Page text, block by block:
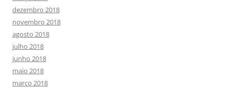
dezembro 2018
novembro 2018
agosto 2018
julho 2018
junho 2018
maio 2018
março 2018